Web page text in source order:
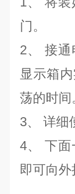
门。
2、 接通
显示箱
荡的时间
3、 详细
4、 下面
即可向